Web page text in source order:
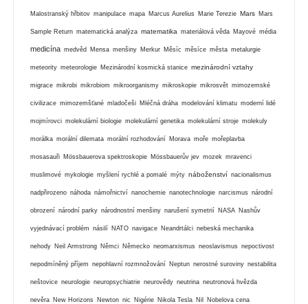
Malostranský hřbitov manipulace mapa Marcus Aurelius Marie Terezie Mars Mars
Sample Return matematická analýza matematika materiálová věda Mayové média
medicína medvěd Mensa menšiny Merkur Měsíc měsíce města metalurgie
meteority meteorologie Mezinárodní kosmická stanice mezinárodní vztahy
migrace mikrobi mikrobiom mikroorganismy mikroskopie mikrosvět mimozemské
civilizace mimozemšťané mladočeši Mléčná dráha modelování klimatu moderní lidé
mojmírovci molekulární biologie molekulární genetika molekulární stroje molekuly
morálka morální dilemata morální rozhodování Morava moře mořeplavba
mosasauři Mössbauerova spektroskopie Mössbauerův jev mozek mravenci
muslimové mykologie myšlení rychlé a pomalé mýty náboženství nacionalismus
nadpřirozeno náhoda námořnictví nanochemie nanotechnologie narcismus národní
obrození národní parky národnostní menšiny narušení symetrií NASA Nashův
vyjednávací problém násilí NATO navigace Neandrtálci nebeská mechanika
nehody Neil Armstrong Němci Německo neomarxismus neoslavismus nepoctivost
nepodmíněný příjem nepohlavní rozmnožování Neptun nerostné suroviny nestabilita
neštovice neurologie neuropsychiatrie neurovědy neutrina neutronová hvězda
nevěra New Horizons Newton nic Nigérie Nikola Tesla Nil Nobelova cena